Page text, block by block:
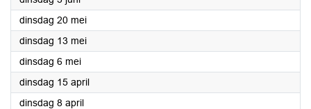
dinsdag 20 mei2025
dinsdag 13 mei2025
dinsdag 6 mei2025
dinsdag 15 april2025
dinsdag 8 april2025